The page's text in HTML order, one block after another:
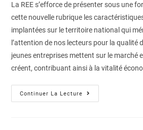
La REE s’efforce de présenter sous une
cette nouvelle rubrique les
implantées sur le territoire national qui
l’attention de nos lecteurs pour la qualité
jeunes entreprises mettent sur le marché
créent, contribuant ainsi à la vitalité
Continuer La Lecture